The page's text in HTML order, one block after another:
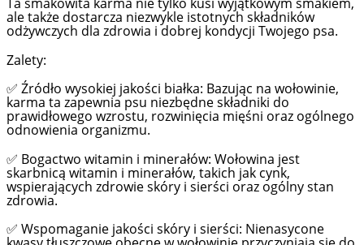
ale także dostarcza niezwykle istotnych składników
odżywczych dla zdrowia i dobrej kondycji Twojego psa.
Zalety:
✅ Źródło wysokiej jakości białka: Bazując na wołowinie,
karma ta zapewnia psu niezbędne składniki do
prawidłowego wzrostu, rozwinięcia mięśni oraz ogólnego
odnowienia organizmu.
✅ Bogactwo witamin i minerałów: Wołowina jest
skarbnicą witamin i minerałów, takich jak cynk,
wspierających zdrowie skóry i sierści oraz ogólny stan
zdrowia.
✅ Wspomaganie jakości skóry i sierści: Nienasycone